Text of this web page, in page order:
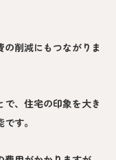
削減にもつながりま
、住宅の印象を大き
す。